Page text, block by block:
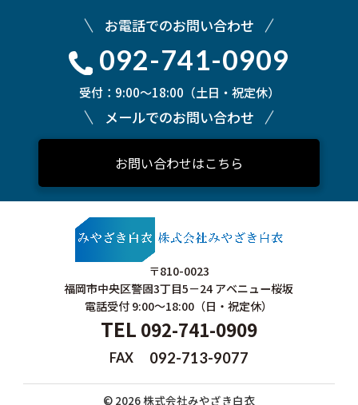
お電話でのお問い合わせ
092-741-0909
受付：9:00～18:00（土日・祝定休）
メールでのお問い合わせ
お問い合わせはこちら
〒810-0023
福岡市中央区警固3丁目5－24 アベニュー桜坂
電話受付 9:00〜18:00（⽇・祝定休）
TEL 092-741-0909
FAX 092-713-9077
© 2026 株式会社みやざき白衣